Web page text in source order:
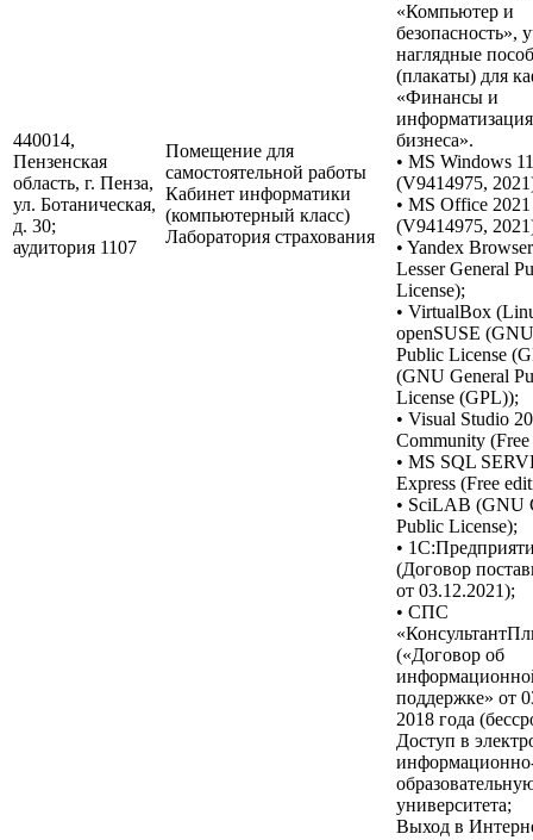
440014,
Пензенская
область, г. Пенза,
ул. Ботаническая,
д. 30;
аудитория 1107
Помещение для
самостоятельной работы
Кабинет информатики
(компьютерный класс)
Лаборатория страхования
«Компьютер и
безопасность»,
наглядные
(плакаты) для
«Финансы и
информатизация
бизнеса».
• MS Windows 11
(V9414975,
• MS Office 2021
(V9414975,
• Yandex
Lesser General
License);
• VirtualBox
openSUSE
Public License
(GNU General
License (GPL));
• Visual Studio
Community
• MS SQL
Express (Free
• SciLAB (GNU
Public License);
•
(Договор
от 03.12.2021);
• СПС
(«Договор об
поддержке» от
2018 года
Доступ в
университета;
Выход в